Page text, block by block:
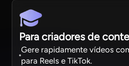
Para criadores de
Gere rapidamente vídeos
para Reels e TikTok.